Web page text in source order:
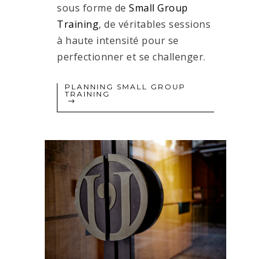
sous forme de Small Group
Training, de véritables sessions
à haute intensité pour se
perfectionner et se challenger.
PLANNING SMALL GROUP
TRAINING